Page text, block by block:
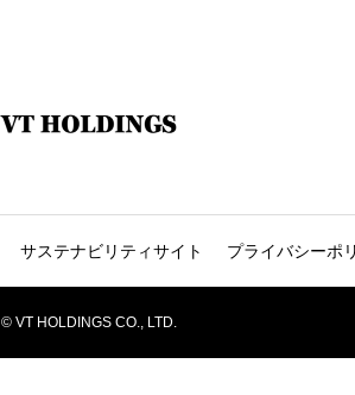
サステナビリティサイト プライバシーポ
© VT HOLDINGS CO., LTD.